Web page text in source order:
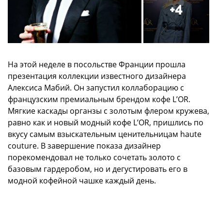
+4
На этой неделе в посольстве Франции прошла
презентация коллекции известного дизайнера
Алексиса Мабий. Он запустил коллаборацию с
французским премиальным брендом кофе L’OR.
Мягкие каскады органзы с золотым флером кружева,
равно как и новый модный кофе L’OR, пришлись по
вкусу самым взыскательным ценительницам haute
couture. В завершение показа дизайнер
порекомендовал не только сочетать золото с
базовым гардеробом, но и дегустировать его в
модной кофейной чашке каждый день.